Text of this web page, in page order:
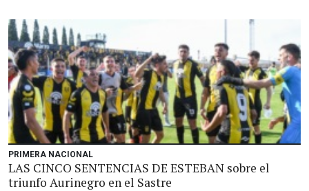
PRIMERA NACIONAL
LAS CINCO SENTENCIAS DE ESTEBAN sobre el
triunfo Aurinegro en el Sastre